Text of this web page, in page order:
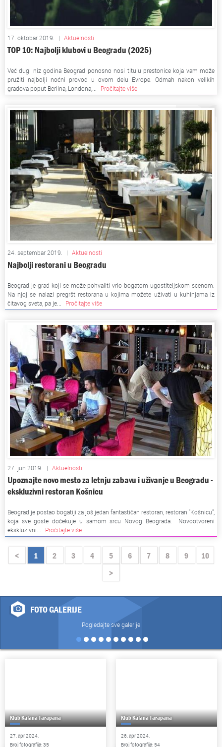
17. oktobar 2019. | Aktuelnosti
TOP 10: Najbolji klubovi u Beogradu (2025)
Već dugi niz godina Beograd ponosno nosi titulu prestonice koja vam može
pružiti najbolji noćni provod u ovom delu Evrope. Odmah nakon velikih
gradova poput Berlina, Londona,...
Pročitajte više
24. septembar 2019. | Aktuelnosti
Najbolji restorani u Beogradu
Beograd je grad koji se može pohvaliti vrlo bogatom ugostiteljskom scenom.
Na njoj se nalazi pregršt restorana u kojima možete uživati u kuhinjama iz
čitavog sveta, pa je...
Pročitajte više
27. jun 2019. | Aktuelnosti
Upoznajte novo mesto za letnju zabavu i uživanje u Beogradu -
ekskluzivni restoran Košnicu
Beograd je postao bogatiji za još jedan fantastičan restoran, restoran "Košnicu",
koja sve goste dočekuje u samom srcu Novog Beograda. Novootvoreni
ekskluzivni...
Pročitajte više
< 1 2 3 4 5 6 7 8 9
10
>
FOTO GALERIJE
Pogledajte sve galerije
Klub Kafana Tarapana
27. apr 2024.
Broj fotografija: 35
Klub Kafana Tarapana
26. apr 2024.
Broj fotografija: 54